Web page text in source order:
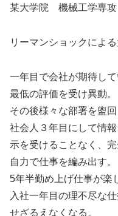
某大学院 機械工学専
リーマンショックによ
一年目で会社が期待し
最低の評価を受け異動。
その後様々な部署を盥
社会人３年目にして情
示を受けることなく、完
自力で仕事を編み出す。
5年半勤め上げ仕事が楽
入社一年目の理不尽な
せざるえなくなる。